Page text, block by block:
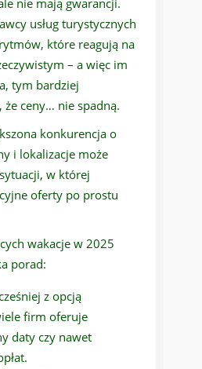
nie mają gwarancji.
usług turystycznych
które reagują na
– a więc im
tym bardziej
ceny… nie spadną.
konkurencja o
i lokalizacje może
w której
oferty po prostu
wakacje w 2025
porad:
z opcją
firm oferuje
daty czy nawet